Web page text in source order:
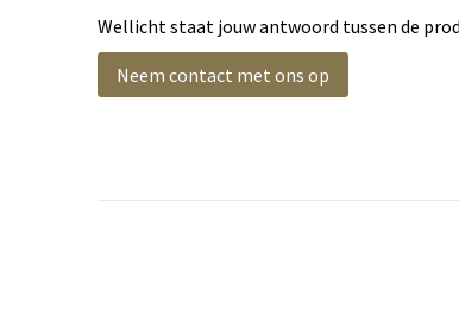
Wellicht staat jouw antwoord tussen de
Neem contact met ons op